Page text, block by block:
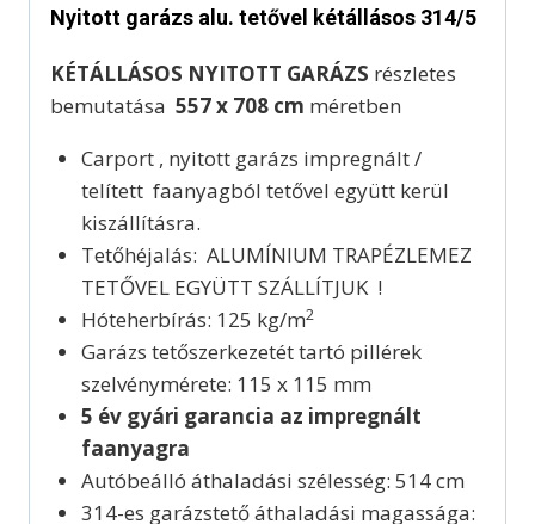
Nyitott garázs alu. tetővel kétállásos 314/5
KÉTÁLLÁSOS NYITOTT GARÁZS részletes
bemutatása 557 x 708 cm méretben
Carport , nyitott garázs impregnált /
telített faanyagból tetővel együtt kerül
kiszállításra.
Tetőhéjalás: ALUMÍNIUM TRAPÉZLEMEZ
TETŐVEL EGYÜTT SZÁLLÍTJUK !
Hóteherbírás: 125 kg/m2
Garázs tetőszerkezetét tartó pillérek
szelvénymérete: 115 x 115 mm
5 év gyári garancia az impregnált
faanyagra
Autóbeálló áthaladási szélesség: 514 cm
314-es garázstető áthaladási magassága: